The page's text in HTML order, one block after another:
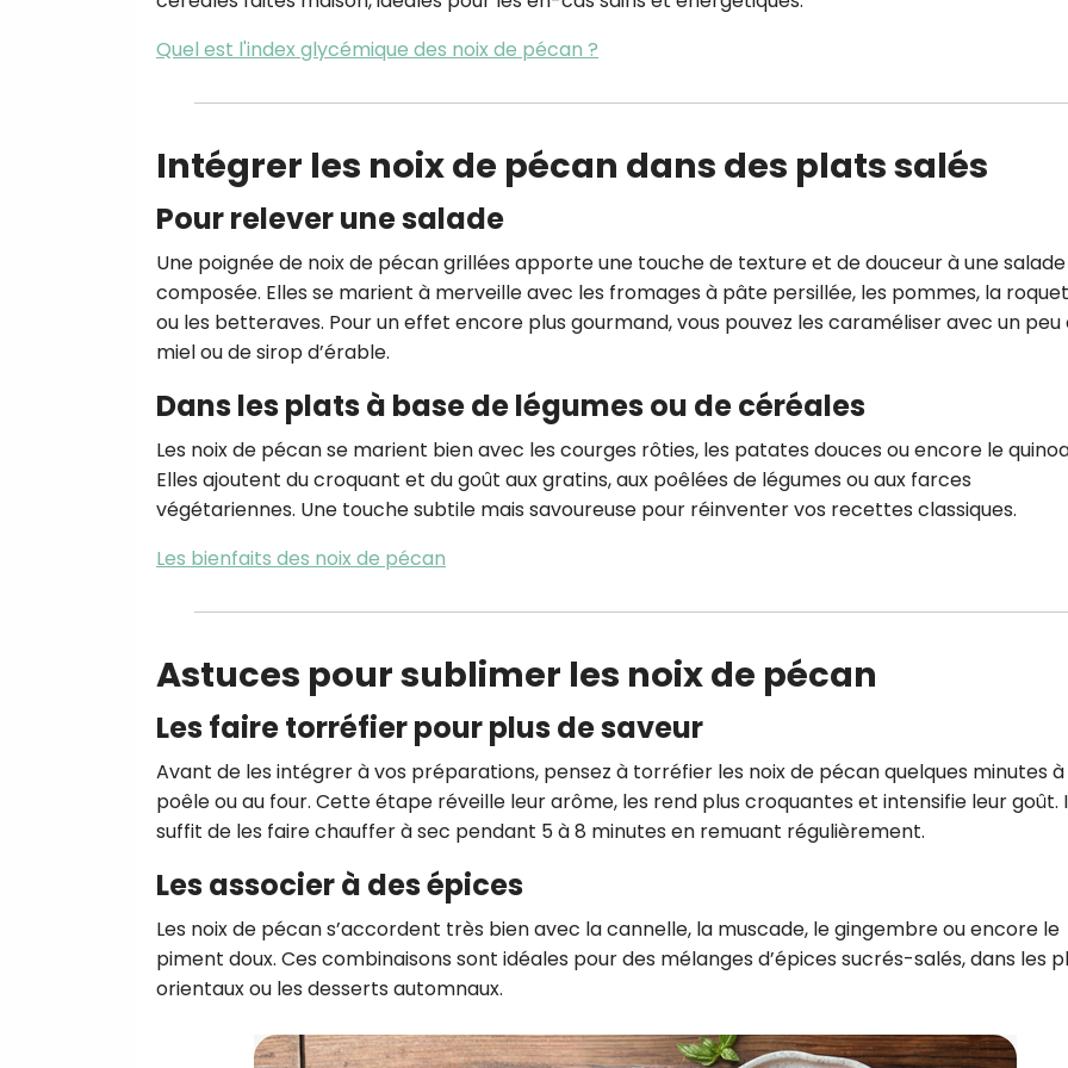
Quel est l'index glycémique des noix de pécan ?
Intégrer les noix de pécan dans des plats salés
Pour relever une salade
Une poignée de noix de pécan grillées apporte une touche de texture et de douceur à une salade
composée. Elles se marient à merveille avec les fromages à pâte persillée, les pommes, la
ou les betteraves. Pour un effet encore plus gourmand, vous pouvez les caraméliser avec un peu
miel ou de sirop d’érable.
Dans les plats à base de légumes ou de céréales
Les noix de pécan se marient bien avec les courges rôties, les patates douces ou encore le
Elles ajoutent du croquant et du goût aux gratins, aux poêlées de légumes ou aux farces
végétariennes. Une touche subtile mais savoureuse pour réinventer vos recettes classiques.
Les bienfaits des noix de pécan
Astuces pour sublimer les noix de pécan
Les faire torréfier pour plus de saveur
Avant de les intégrer à vos préparations, pensez à torréfier les noix de pécan quelques minutes
poêle ou au four. Cette étape réveille leur arôme, les rend plus croquantes et intensifie leur goût.
suffit de les faire chauffer à sec pendant 5 à 8 minutes en remuant régulièrement.
Les associer à des épices
Les noix de pécan s’accordent très bien avec la cannelle, la muscade, le gingembre ou encore le
piment doux. Ces combinaisons sont idéales pour des mélanges d’épices sucrés-salés, dans les
orientaux ou les desserts automnaux.